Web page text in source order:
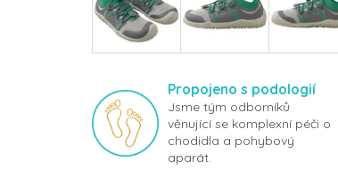
Propojeno s podologií
Jsme tým odborníků
věnující se komplexní péči o
chodidla a pohybový
aparát.